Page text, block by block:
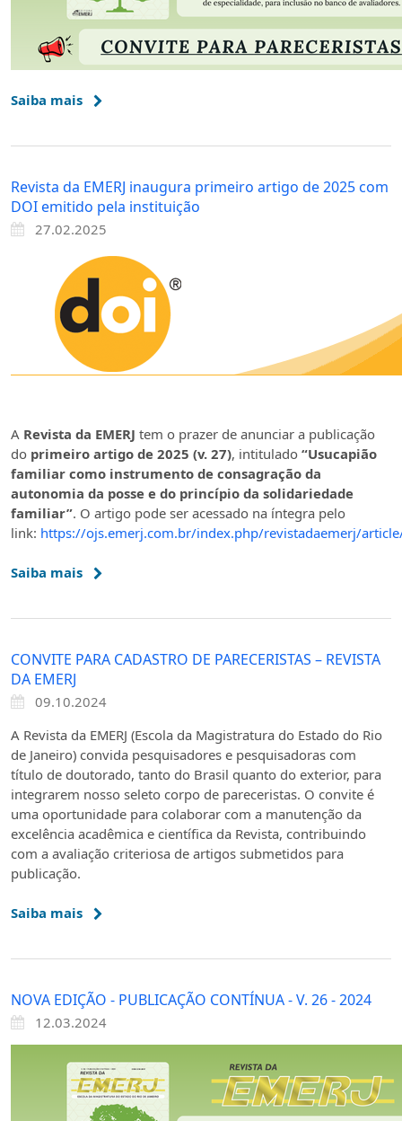
Saiba mais
Revista da EMERJ inaugura primeiro artigo de 2025 com
DOI emitido pela instituição
27.02.2025
A Revista da EMERJ tem o prazer de anunciar a publicação
do primeiro artigo de 2025 (v. 27), intitulado “Usucapião
familiar como instrumento de consagração da
autonomia da posse e do princípio da solidariedade
familiar”. O artigo pode ser acessado na íntegra pelo
link: https://ojs.emerj.com.br/index.php/revistadaemerj/
Saiba mais
CONVITE PARA CADASTRO DE PARECERISTAS – REVISTA
DA EMERJ
09.10.2024
A Revista da EMERJ (Escola da Magistratura do Estado do Rio
de Janeiro) convida pesquisadores e pesquisadoras com
título de doutorado, tanto do Brasil quanto do exterior, para
integrarem nosso seleto corpo de pareceristas. O convite é
uma oportunidade para colaborar com a manutenção da
excelência acadêmica e científica da Revista, contribuindo
com a avaliação criteriosa de artigos submetidos para
publicação.
Saiba mais
NOVA EDIÇÃO - PUBLICAÇÃO CONTÍNUA - V. 26 - 2024
12.03.2024